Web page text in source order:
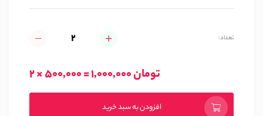
تعداد:
2 × 500,000 = 1,000,000 تومان
افزودن به سبد خرید